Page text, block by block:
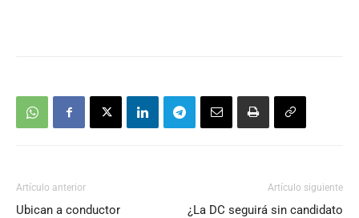
Artículo anterior
Ubican a conductor
Artículo siguiente
¿La DC seguirá sin candidato